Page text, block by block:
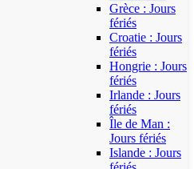
Grèce : Jours
fériés
Croatie : Jours
fériés
Hongrie : Jours
fériés
Irlande : Jours
fériés
Île de Man :
Jours fériés
Islande : Jours